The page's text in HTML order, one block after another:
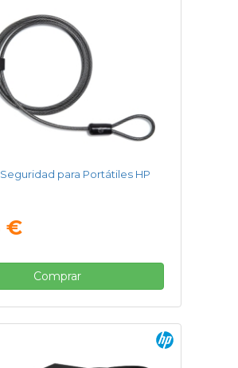
para Portátiles HP
€
Comprar